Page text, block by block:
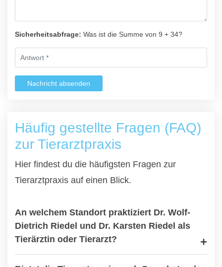
Sicherheitsabfrage: Was ist die Summe von 9 + 34?
Nachricht absenden
Häufig gestellte Fragen (FAQ)
zur Tierarztpraxis
Hier findest du die häufigsten Fragen zur
Tierarztpraxis auf einen Blick.
An welchem Standort praktiziert Dr. Wolf-
Dietrich Riedel und Dr. Karsten Riedel als
Tierärztin oder Tierarzt?